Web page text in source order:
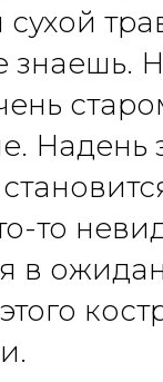
знаешь.
Надень
то
в